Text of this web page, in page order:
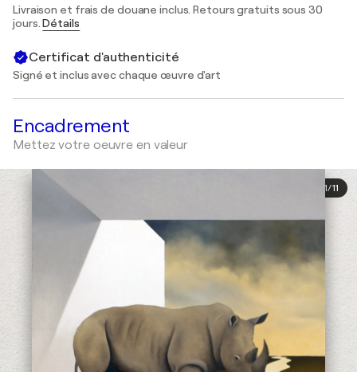
Livraison et frais de douane inclus. Retours gratuits sous 30
jours.Détails
Certificat d'authenticité
Signé et inclus avec chaque œuvre d'art
Encadrement
Mettez votre oeuvre en valeur
1/11